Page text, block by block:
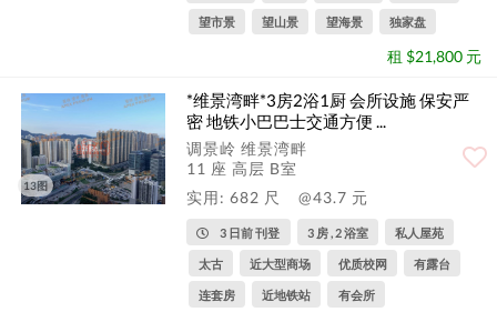
望市景 望山景 望海景 独家盘
租 $21,800 元
13图
*维景湾畔*3房2浴1厨 会所设施 保安严
密 地铁小巴巴士交通方便 ...
调景岭 维景湾畔
11 座 高层 B室
实用: 682 尺
@43.7 元
3 日前 刊登 3 房 , 2 浴室 私人屋苑
太古 近大型商场 优质校网 有露台
连套房 近地铁站 有会所